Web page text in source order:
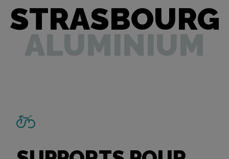
STRASBOURG
ALUMINIUM